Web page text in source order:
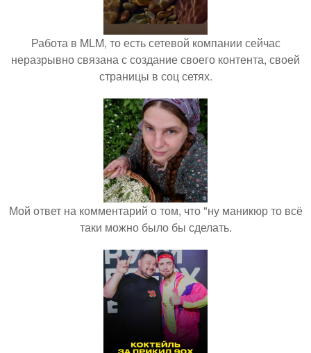
Работа в MLM, то есть сетевой компании сейчас
неразрывно связана с создание своего контента, своей
страницы в соц сетях.
Мой ответ на комментарий о том, что "ну маникюр то всё
таки можно было бы сделать.